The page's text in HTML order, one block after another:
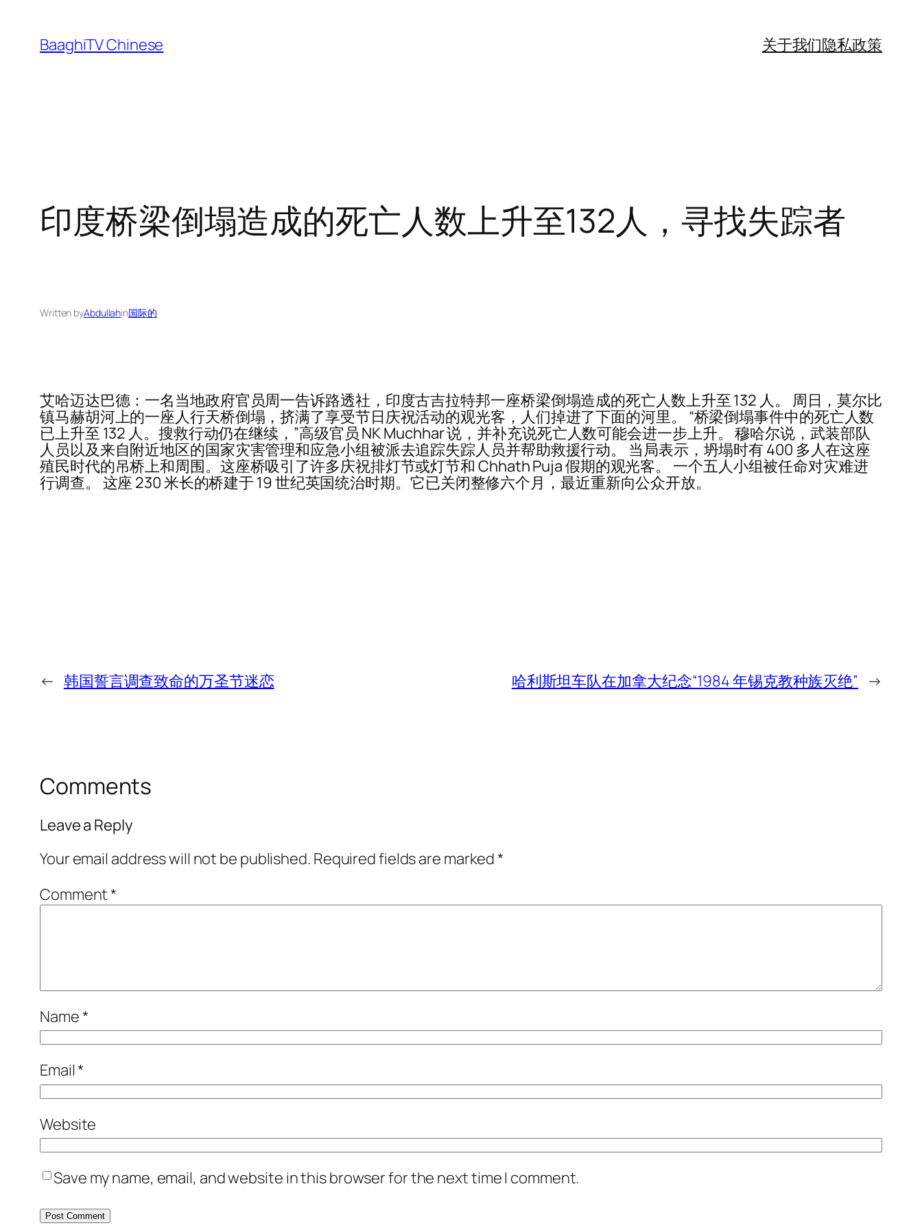
content
BaaghiTV Chinese 关于我们隐私政策
印度桥梁倒塌造成的死亡人数上升至132人，寻找失踪者
Written byAbdullahin国际的
艾哈迈达巴德：一名当地政府官员周一告诉路透社，印度古吉拉特邦一座桥梁倒塌造成的死亡人数上升至 132 人。 周日，莫尔比
镇马赫胡河上的一座人行天桥倒塌，挤满了享受节日庆祝活动的观光客，人们掉进了下面的河里。 “桥梁倒塌事件中的死亡人数
已上升至 132 人。搜救行动仍在继续，”高级官员 NK Muchhar 说，并补充说死亡人数可能会进一步上升。 穆哈尔说，武装部队
人员以及来自附近地区的国家灾害管理和应急小组被派去追踪失踪人员并帮助救援行动。 当局表示，坍塌时有 400 多人在这座
殖民时代的吊桥上和周围。这座桥吸引了许多庆祝排灯节或灯节和 Chhath Puja 假期的观光客。 一个五人小组被任命对灾难进
行调查。 这座 230 米长的桥建于 19 世纪英国统治时期。它已关闭整修六个月，最近重新向公众开放。
← 韩国誓言调查致命的万圣节迷恋 哈利斯坦车队在加拿大纪念“1984 年锡克教种族灭绝” →
Comments
Leave a Reply
Your email address will not be published. Required fields are marked*
Comment*
Name*
Email*
Website
Save my name, email, and website in this browser for the next time I comment.